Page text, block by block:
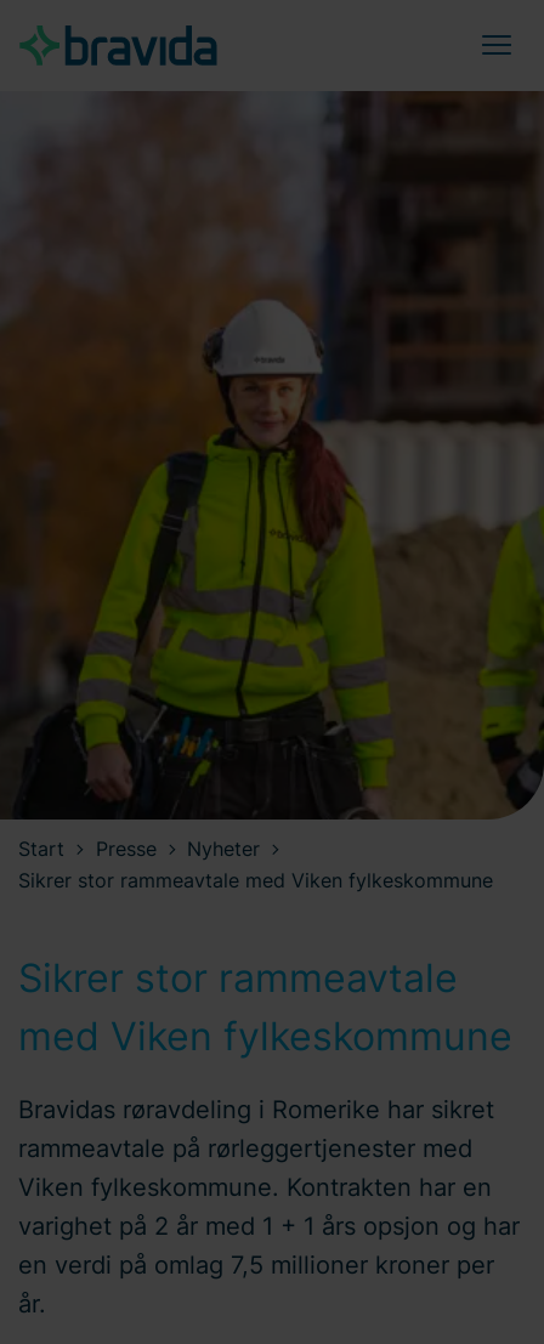
Start Presse
Nyheter
Sikrer stor rammeavtale med Viken fylkeskommune
Sikrer stor rammeavtale
med Viken fylkeskommune
Bravidas røravdeling i Romerike har sikret
rammeavtale på rørleggertjenester med
Viken fylkeskommune. Kontrakten har en
varighet på 2 år med 1 + 1 års opsjon og har
en verdi på omlag 7,5 millioner kroner per
år.